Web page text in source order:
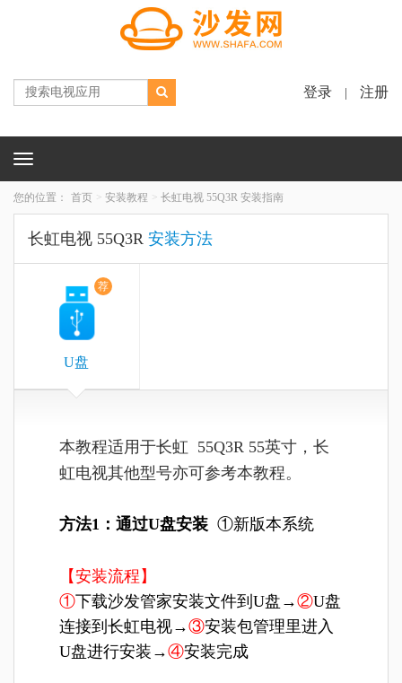
登录 注册
Toggle
您的位置： 首页 安装教程 长虹电视 55Q3R 安装指南
长虹电视 55Q3R 安装方法
荐
U盘
本教程适用于长虹 55Q3R 55英寸，长
虹电视其他型号亦可参考本教程。
方法1：通过U盘安装 ①新版本系统
【安装流程】
①下载沙发管家安装文件到U盘→②U盘
连接到长虹电视→③安装包管理里进入
U盘进行安装→④安装完成